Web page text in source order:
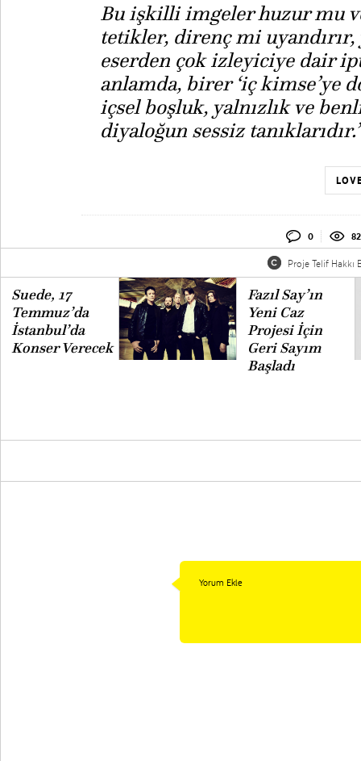
Bu işkilli imgeler huzur mu
tetikler, direnç mi
eserden çok izleyiciye dair
anlamda, birer ‘iç kimse’ye
içsel boşluk, yalnızlık ve
diyaloğun sessiz
0
Proje Telif Hakkı
Suede, 17
Temmuz’da
İstanbul’da
Konser Verecek
Fazıl Say’ın
Yeni Caz
Projesi İçin
Geri Sayım
Başladı